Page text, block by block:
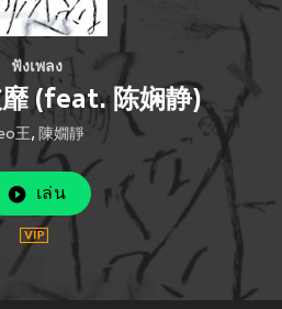
ฟังเพลง
(feat. 陈娴静)
王, 陳嫺靜
เล่น